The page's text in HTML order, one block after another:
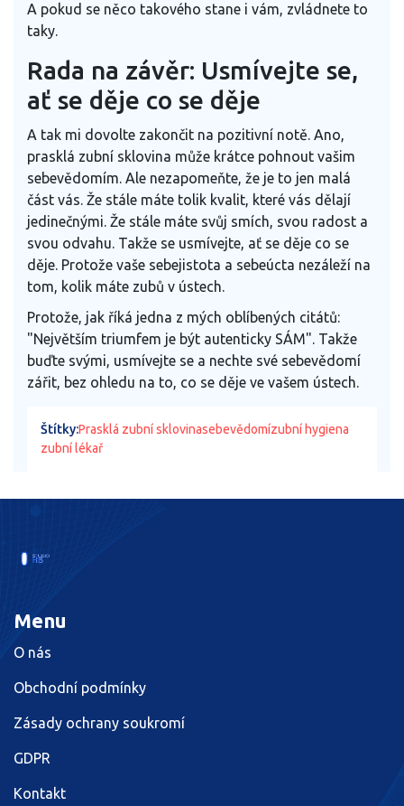
A pokud se něco takového stane i vám, zvládnete to
taky.
Rada na závěr: Usmívejte se,
ať se děje co se děje
A tak mi dovolte zakončit na pozitivní notě. Ano,
prasklá zubní sklovina může krátce pohnout vašim
sebevědomím. Ale nezapomeňte, že je to jen malá
část vás. Že stále máte tolik kvalit, které vás dělají
jedinečnými. Že stále máte svůj smích, svou radost a
svou odvahu. Takže se usmívejte, ať se děje co se
děje. Protože vaše sebejistota a sebeúcta nezáleží na
tom, kolik máte zubů v ústech.
Protože, jak říká jedna z mých oblíbených citátů:
"Největším triumfem je být autenticky SÁM". Takže
buďte svými, usmívejte se a nechte své sebevědomí
zářit, bez ohledu na to, co se děje ve vašem ústech.
Štítky:Prasklá zubní sklovinasebevědomízubní hygiena
zubní lékař
Menu
O nás
Obchodní podmínky
Zásady ochrany soukromí
GDPR
Kontakt